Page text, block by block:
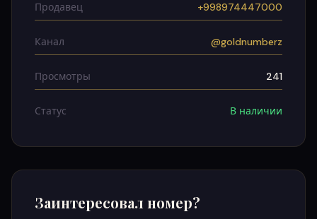
Продавец +998974447000
Канал @goldnumberz
Просмотры 241
Статус В наличии
Заинтересовал номер?